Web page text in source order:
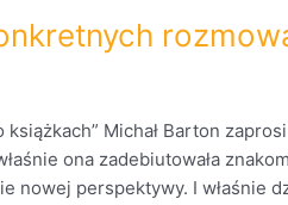
Michał Barton
ona zadebiutowała
nowej perspektywy. I